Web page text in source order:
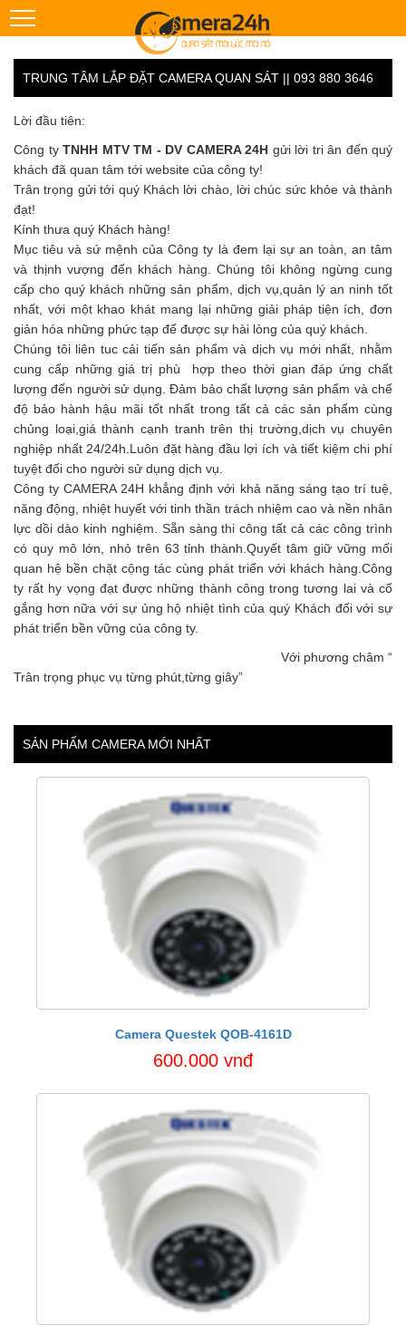
TRUNG TÂM LẮP ĐẶT CAMERA QUAN SÁT || 093 880 3646
Lời đầu tiên:
Công ty TNHH MTV TM - DV CAMERA 24H gửi lời tri ân đến quý
khách đã quan tâm tới website của công ty!
Trân trọng gửi tới quý Khách lời chào, lời chúc sức khỏe và thành
đạt!
Kính thưa quý Khách hàng!
Mục tiêu và sứ mệnh của Công ty là đem lại sự an toàn, an tâm
và thịnh vượng đến khách hàng. Chúng tôi không ngừng cung
cấp cho quý khách những sản phẩm, dịch vụ,quản lý an ninh tốt
nhất, với một khao khát mang lại những giải pháp tiện ích, đơn
giản hóa những phức tạp để được sự hài lòng của quý khách.
Chúng tôi liên tuc cải tiến sản phẩm và dịch vụ mới nhất, nhằm
cung cấp những giá trị phù hợp theo thời gian đáp ứng chất
lượng đến người sử dụng. Đảm bảo chất lượng sản phẩm và chế
độ bảo hành hậu mãi tốt nhất trong tất cả các sản phẩm cùng
chủng loại,giá thành cạnh tranh trên thị trường,dịch vụ chuyên
nghiệp nhất 24/24h.Luôn đặt hàng đầu lợi ích và tiết kiệm chi phí
tuyệt đối cho người sử dụng dịch vụ.
Công ty CAMERA 24H khẳng định với khả năng sáng tạo trí tuệ,
năng động, nhiệt huyết với tinh thần trách nhiệm cao và nền nhân
lực dồi dào kinh nghiệm. Sẵn sàng thi công tất cả các công trình
có quy mô lớn, nhỏ trên 63 tỉnh thành.Quyết tâm giữ vững mối
quan hệ bền chặt cộng tác cùng phát triển với khách hàng.Công
ty rất hy vọng đạt được những thành công trong tương lai và cố
gắng hơn nữa với sự ủng hộ nhiệt tình của quý Khách đối với sự
phát triển bền vững của công ty.
Với phương châm “
Trân trọng phục vụ từng phút,từng giây”
SẢN PHẨM CAMERA MỚI NHẤT
Camera Questek QOB-4161D
600.000 vnđ